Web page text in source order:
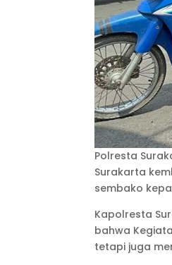
Polresta
Surakarta
sembako
Kapolresta
bahwa
tetapi juga